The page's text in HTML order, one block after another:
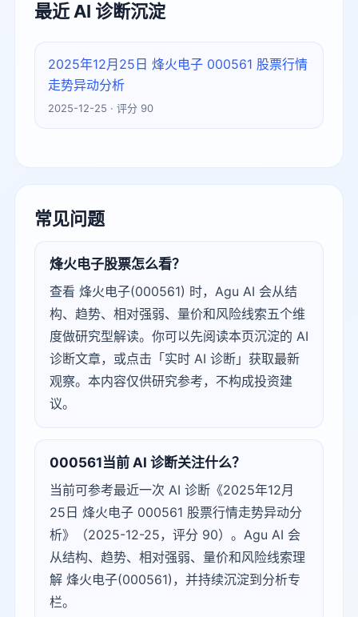
最近 AI 诊断沉淀
2025年12月25日 烽火电子 000561 股票行情
走势异动分析
2025-12-25 · 评分 90
常见问题
烽火电子股票怎么看？
查看 烽火电子(000561) 时，Agu AI 会从结
构、趋势、相对强弱、量价和风险线索五个维
度做研究型解读。你可以先阅读本页沉淀的 AI
诊断文章，或点击「实时 AI 诊断」获取最新
观察。本内容仅供研究参考，不构成投资建
议。
000561当前 AI 诊断关注什么？
当前可参考最近一次 AI 诊断《2025年12月
25日 烽火电子 000561 股票行情走势异动分
析》（2025-12-25，评分 90）。Agu AI 会
从结构、趋势、相对强弱、量价和风险线索理
解 烽火电子(000561)，并持续沉淀到分析专
栏。